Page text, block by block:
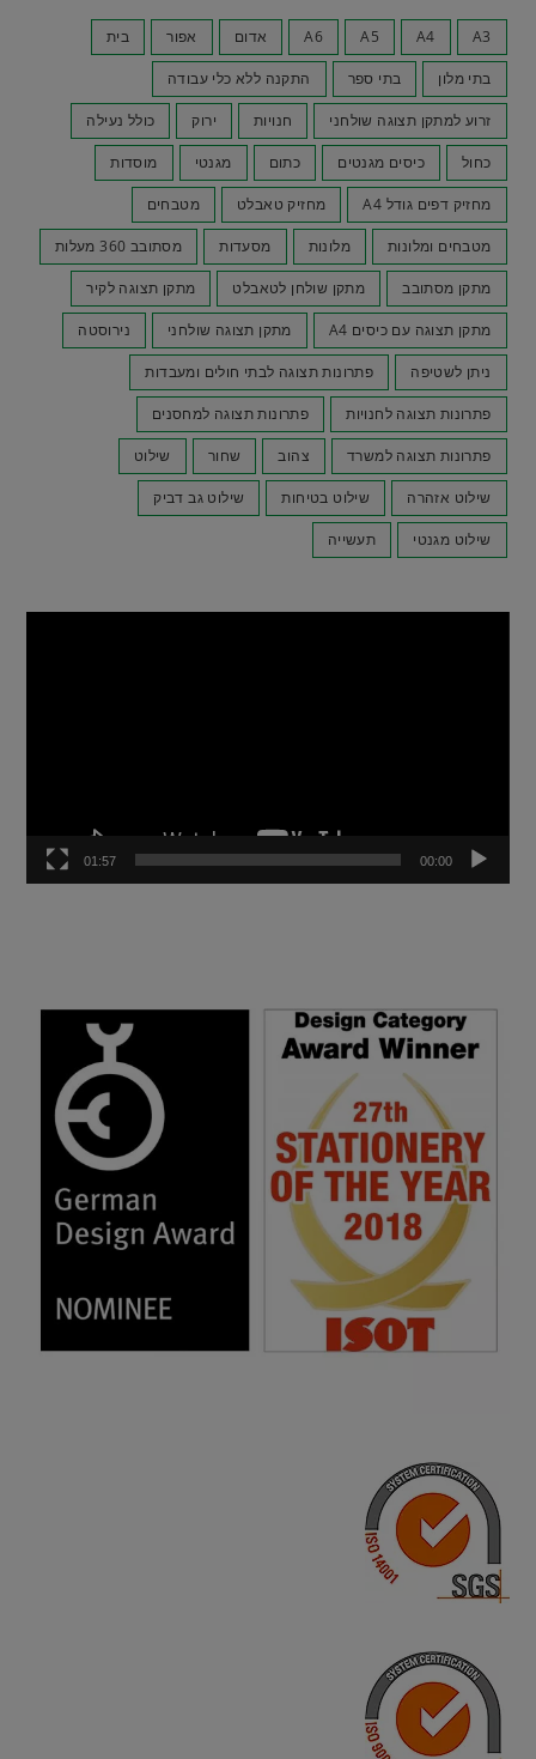
A3
A4
A5
A6 אדום אפור בית
בתי מלון בתי ספר התקנה ללא כלי עבודה
זרוע למתקן תצוגה שולחני חנויות ירוק כולל נעילה
כחול כיסים מגנטים כתום מגנטי מוסדות
מחזיק דפים גודל A4 מחזיק טאבלט מטבחים
מטבחים ומלונות מלונות מסעדות מסתובב 360 מעלות
מתקן מסתובב מתקן שולחן לטאבלט מתקן תצוגה לקיר
מתקן תצוגה עם כיסים A4 מתקן תצוגה שולחני נירוסטה
ניתן לשטיפה פתרונות תצוגה לבתי חולים ומעבדות
פתרונות תצוגה לחנויות פתרונות תצוגה למחסנים
פתרונות תצוגה למשרד צהוב שחור שילוט
שילוט אזהרה שילוט בטיחות שילוט גב דביק
שילוט מגנטי תעשייה
00:00
01:57